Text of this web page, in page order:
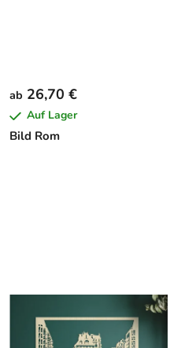
Bild Rom
ab 26,70 €
Auf Lager